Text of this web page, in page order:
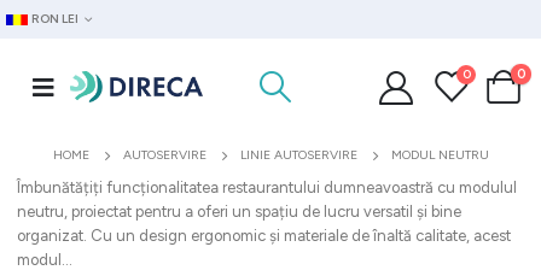
RON LEI
0 0
HOME AUTOSERVIRE LINIE AUTOSERVIRE MODUL NEUTRU
Îmbunătățiți funcționalitatea restaurantului dumneavoastră cu modulul
neutru, proiectat pentru a oferi un spațiu de lucru versatil și bine
organizat. Cu un design ergonomic și materiale de înaltă calitate, acest
modul...